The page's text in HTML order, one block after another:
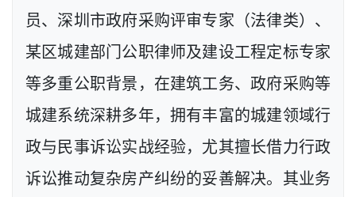
员、深圳市政府采购评审专家（法律类）、
某区城建部门公职律师及建设工程定标专家
等多重公职背景，在建筑工务、政府采购等
城建系统深耕多年，拥有丰富的城建领域行
政与民事诉讼实战经验，尤其擅长借力行政
诉讼推动复杂房产纠纷的妥善解决。其业务